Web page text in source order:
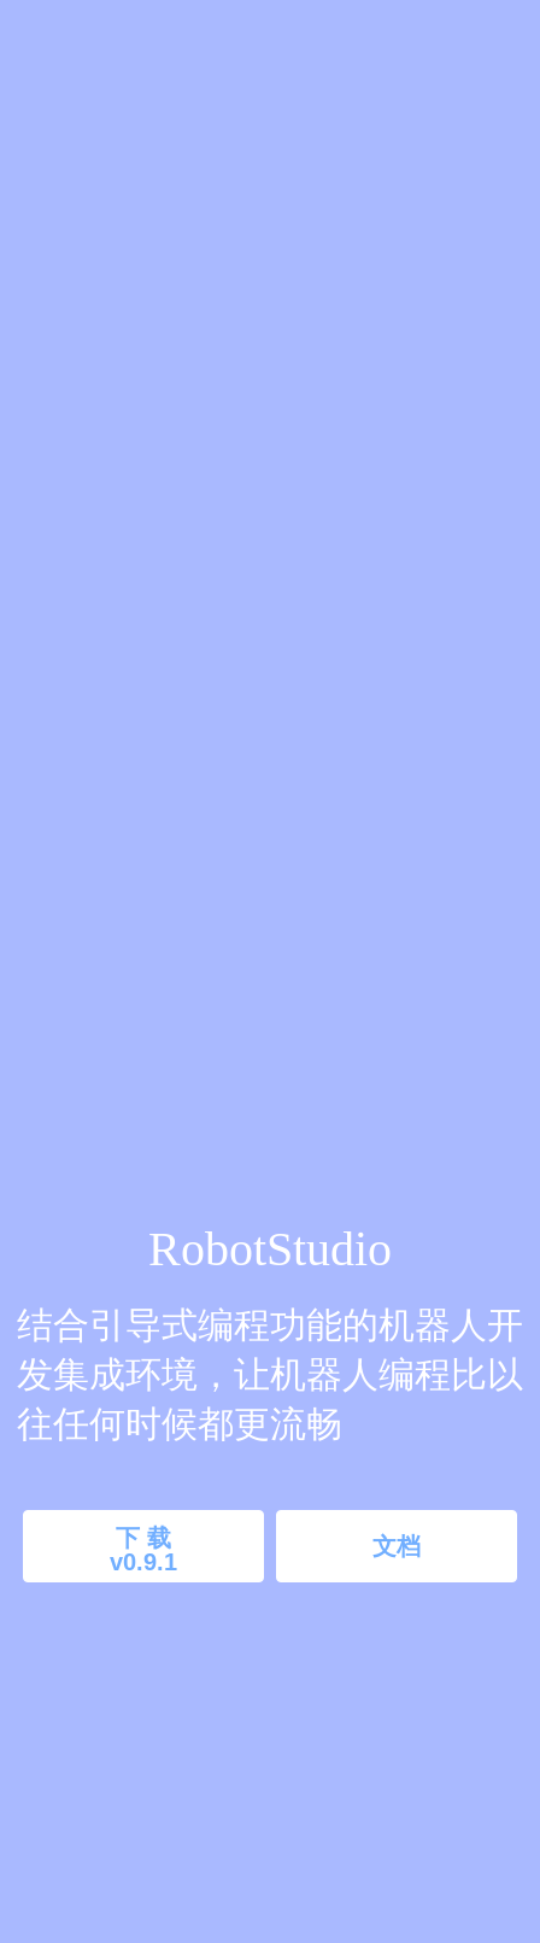
RobotStudio
结合引导式编程功能的机器人开
发集成环境，让机器人编程比以
往任何时候都更流畅
下 载
v0.9.1
文档